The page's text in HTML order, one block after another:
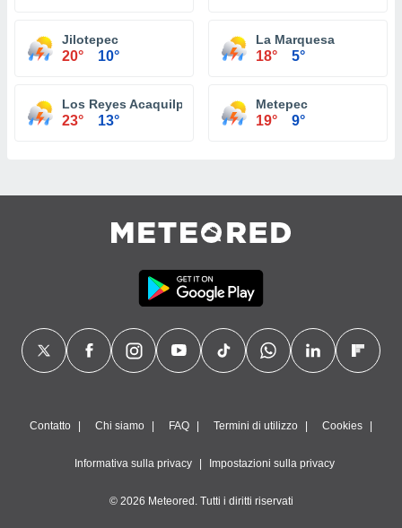
Jilotepec
20° 10°
La Marquesa
18° 5°
Los Reyes Acaquilpan
23° 13°
Metepec
19° 9°
Contatto Chi siamo FAQ Termini di utilizzo Cookies
Informativa sulla privacy Impostazioni sulla privacy
© 2026 Meteored. Tutti i diritti riservati